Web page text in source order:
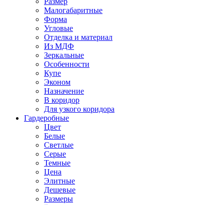
Малогабаритные
Форма
Угловые
Отделка и материал
Из МДФ
Зеркальные
Особенности
Купе
Эконом
Назначение
В коридор
Для узкого коридора
Гардеробные
Цвет
Белые
Светлые
Серые
Темные
Цена
Элитные
Дешевые
Размеры